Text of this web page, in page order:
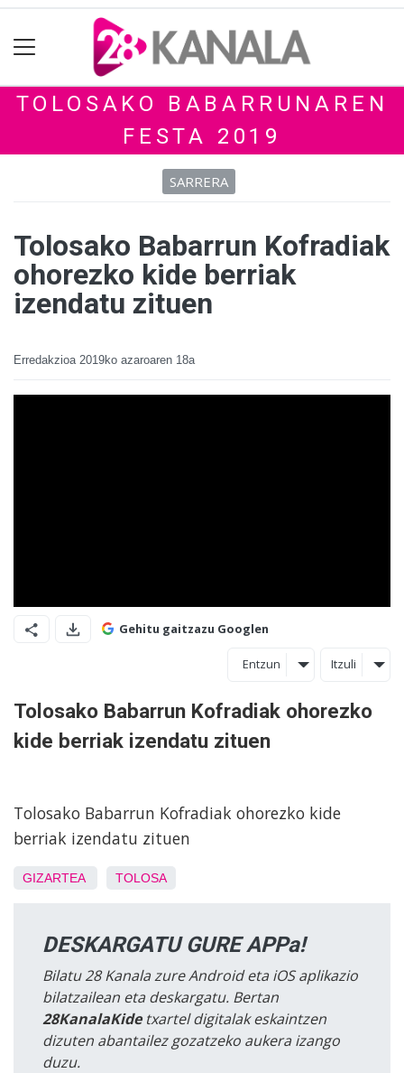
TOLOSAKO BABARRUNAREN
FESTA 2019
SARRERA
Tolosako Babarrun Kofradiak
ohorezko kide berriak
izendatu zituen
Erredakzioa 2019ko azaroaren 18a
Gehitu gaitzazu Googlen
Entzun Itzuli
Tolosako Babarrun Kofradiak ohorezko
kide berriak izendatu zituen
Tolosako Babarrun Kofradiak ohorezko kide
berriak izendatu zituen
GIZARTEA TOLOSA
DESKARGATU GURE APPa!
Bilatu 28 Kanala zure Android eta iOS aplikazio
bilatzailean eta deskargatu. Bertan
28KanalaKidetxartel digitalak eskaintzen
dizuten abantailez gozatzeko aukera izango
duzu.